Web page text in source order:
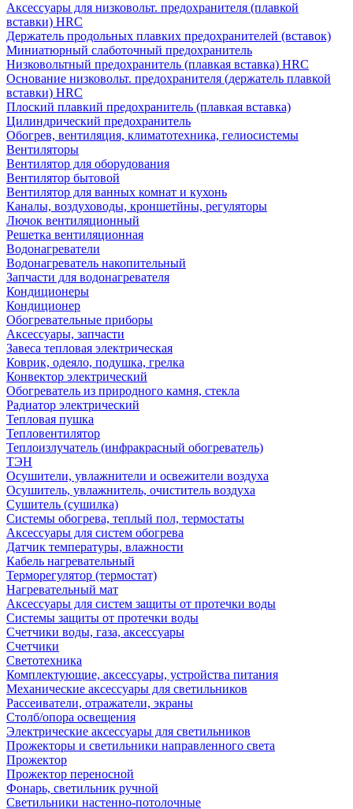
Аксессуары для низковольт. предохранителя (плавкой
вставки) HRC
Держатель продольных плавких предохранителей (вставок)
Миниатюрный слаботочный предохранитель
Низковольтный предохранитель (плавкая вставка) HRC
Основание низковольт. предохранителя (держатель плавкой
вставки) HRC
Плоский плавкий предохранитель (плавкая вставка)
Цилиндрический предохранитель
Обогрев, вентиляция, климатотехника, гелиосистемы
Вентиляторы
Вентилятор для оборудования
Вентилятор бытовой
Вентилятор для ванных комнат и кухонь
Каналы, воздуховоды, кроншетйны, регуляторы
Лючок вентиляционный
Решетка вентиляционная
Водонагреватели
Водонагреватель накопительный
Запчасти для водонагревателя
Кондиционеры
Кондиционер
Обогревательные приборы
Аксессуары, запчасти
Завеса тепловая электрическая
Коврик, одеяло, подушка, грелка
Конвектор электрический
Обогреватель из природного камня, стекла
Радиатор электрический
Тепловая пушка
Тепловентилятор
Теплоизлучатель (инфракрасный обогреватель)
ТЭН
Осушители, увлажнители и освежители воздуха
Осушитель, увлажнитель, очиститель воздуха
Сушитель (сушилка)
Системы обогрева, теплый пол, термостаты
Аксессуары для систем обогрева
Датчик температуры, влажности
Кабель нагревательный
Терморегулятор (термостат)
Нагревательный мат
Аксессуары для систем защиты от протечки воды
Системы защиты от протечки воды
Счетчики воды, газа, аксессуары
Счетчики
Светотехника
Комплектующие, аксессуары, устройства питания
Механические аксессуары для светильников
Рассеиватели, отражатели, экраны
Столб/опора освещения
Электрические аксессуары для светильников
Прожекторы и светильники направленного света
Прожектор
Прожектор переносной
Фонарь, светильник ручной
Светильники настенно-потолочные